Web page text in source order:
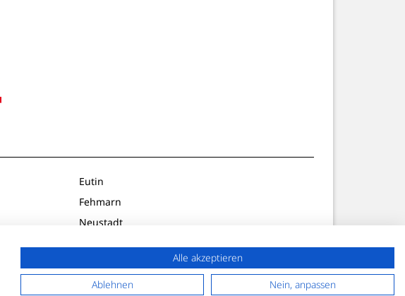
Eutin
Fehmarn
Neustadt
Tdf. Strand
Alle akzeptieren
Ablehnen
Nein, anpassen